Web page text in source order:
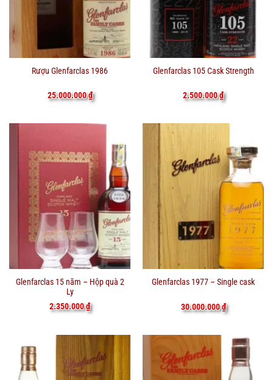
Rượu Glenfarclas 1986
25.000.000₫
Glenfarclas 105 Cask Strength
2.500.000₫
Glenfarclas 15 năm – Hộp quà 2
Ly
2.350.000₫
Glenfarclas 1977 – Single cask
30.000.000₫